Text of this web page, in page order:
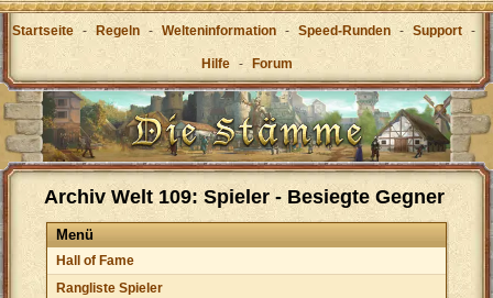
Startseite - Regeln - Welteninformation - Speed-Runden - Support -
Hilfe - Forum
Archiv Welt 109: Spieler - Besiegte Gegner
Menü
Hall of Fame
Rangliste Spieler